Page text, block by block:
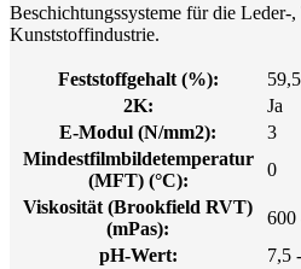
Beschichtungssysteme für die Leder-
Kunststoffindustrie.
Feststoffgehalt (%):
2K:
Ja
E-Modul (N/mm2):
3
Mindestfilmbildetemperatur
(MFT) (°C):
0
Viskosität (Brookfield RVT)
(mPas):
600
pH-Wert:
7,5